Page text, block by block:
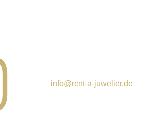
info@rent-a-juwelier.de